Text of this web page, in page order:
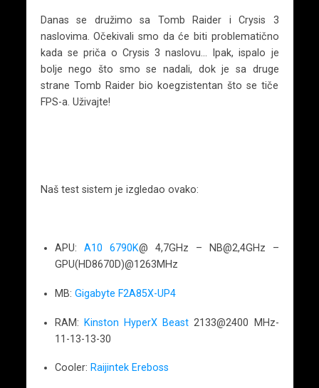
Danas se družimo sa Tomb Raider i Crysis 3
naslovima. Očekivali smo da će biti problematično
kada se priča o Crysis 3 naslovu… Ipak, ispalo je
bolje nego što smo se nadali, dok je sa druge
strane Tomb Raider bio koegzistentan što se tiče
FPS-a. Uživajte!
Naš test sistem je izgledao ovako:
APU: A10 6790K@ 4,7GHz – NB@2,4GHz –
GPU(HD8670D)@1263MHz
MB: Gigabyte F2A85X-UP4
RAM: Kinston HyperX Beast 2133@2400 MHz-
11-13-13-30
Cooler: Raijintek Ereboss